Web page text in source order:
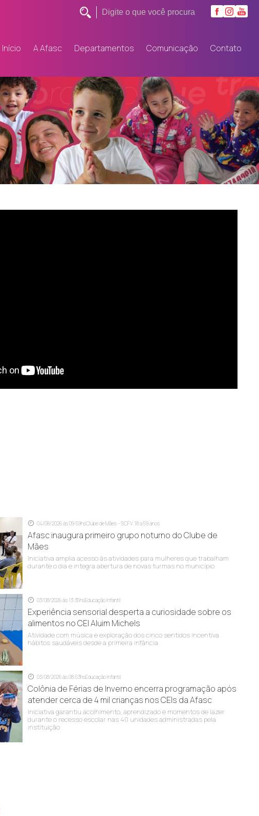
Início A Afasc Departamentos Comunicação Contato
Clube de Mães - SCFV 18 a 59 anos
04/08/2026 às 09:59hs
Afasc inaugura primeiro grupo noturno do Clube de
Mães
Iniciativa amplia acesso às atividades para mulheres que trabalham
durante o dia e integra abertura de novas turmas no município
Educação Infantil
03/08/2026 às 13:35hs
Experiência sensorial desperta a curiosidade sobre os
alimentos no CEI Aluim Michels
Atividade com música e exploração dos cinco sentidos incentiva
hábitos saudáveis desde a primeira infância
Educação Infantil
03/08/2026 às 08:53hs
Colônia de Férias de Inverno encerra programação após
atender cerca de 4 mil crianças nos CEIs da Afasc
Iniciativa garantiu acolhimento, aprendizado e momentos de lazer
durante o recesso escolar nas 40 unidades administradas pela
instituição